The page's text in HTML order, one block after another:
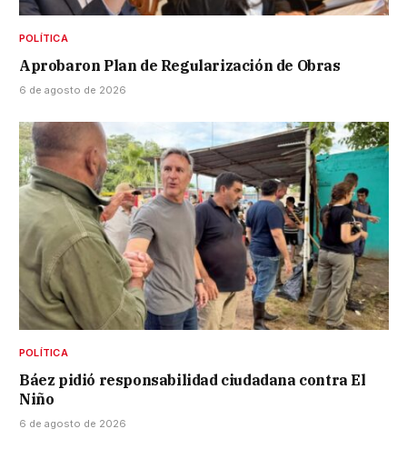
POLÍTICA
Aprobaron Plan de Regularización de Obras
6 de agosto de 2026
POLÍTICA
Báez pidió responsabilidad ciudadana contra El
Niño
6 de agosto de 2026